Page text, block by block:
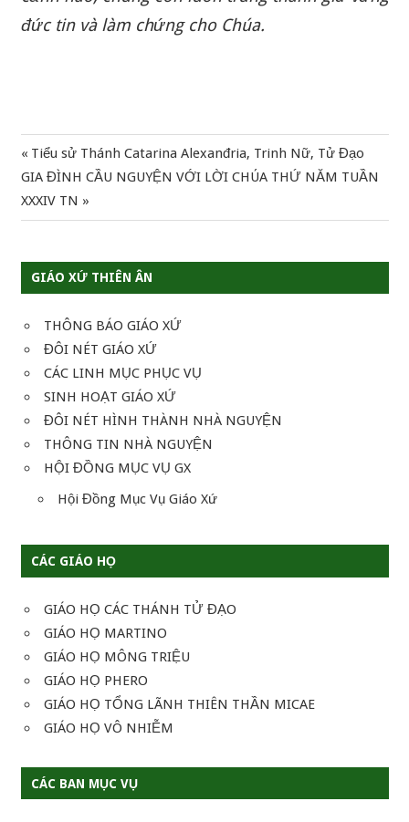
GIÁO XỨ THIÊN ÂN
THÔNG BÁO GIÁO XỨ
ĐÔI NÉT GIÁO XỨ
CÁC LINH MỤC PHỤC VỤ
SINH HOẠT GIÁO XỨ
ĐÔI NÉT HÌNH THÀNH NHÀ NGUYỆN
THÔNG TIN NHÀ NGUYỆN
HỘI ĐỒNG MỤC VỤ GX
Hội Đồng Mục Vụ Giáo Xứ
CÁC GIÁO HỌ
GIÁO HỌ CÁC THÁNH TỬ ĐẠO
GIÁO HỌ MARTINO
GIÁO HỌ MÔNG TRIỆU
GIÁO HỌ PHERO
GIÁO HỌ TỔNG LÃNH THIÊN THẦN MICAE
GIÁO HỌ VÔ NHIỄM
CÁC BAN MỤC VỤ
đức tin và làm chứng cho Chúa.
Điều
hướng
viết
Previous
Post:
Tiểu sử Thánh Catarina Alexanđria, Trinh Nữ, Tử Đạo
Next
Post:
GIA ĐÌNH CẦU NGUYỆN VỚI LỜI CHÚA THỨ NĂM TUẦN
XXXIV TN